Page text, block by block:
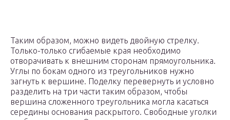
Таким образом, можно видеть двойную стрелку.
Только-только сгибаемые края необходимо
отворачивать к внешним сторонам прямоугольника.
Углы по бокам одного из треугольников нужно
загнуть к вершине. Поделку перевернуть и условно
разделить на три части таким образом, чтобы
вершина сложенного треугольника могла касаться
середины основания раскрытого. Свободные уголки